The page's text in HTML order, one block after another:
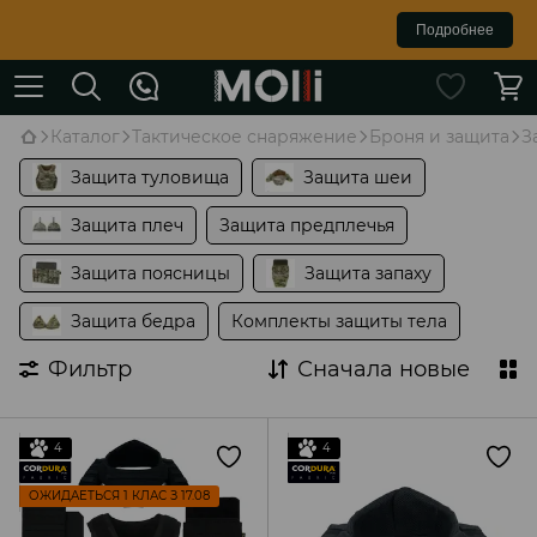
Подробнее
Каталог Тактическое снаряжение Броня и защита
Защита туловища
Защита шеи
Защита плеч Защита предплечья
Защита поясницы Защита запаху
Защита бедра Комплекты защиты тела
Фильтр Сначала новые
4
ОЖИДАЕТЬСЯ 1 КЛАС З 17.08
4